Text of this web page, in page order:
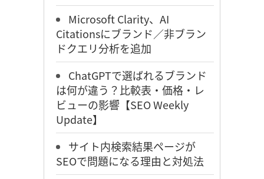
Microsoft Clarity、AI
Citationsにブランド／非ブラン
ドクエリ分析を追加
ChatGPTで選ばれるブランド
は何が違う？比較表・価格・レ
ビューの影響【SEO Weekly
Update】
サイト内検索結果ページが
SEOで問題になる理由と対処法